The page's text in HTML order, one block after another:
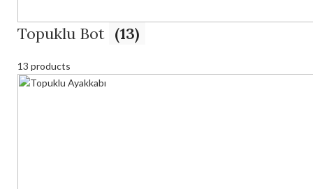
Topuklu Bot (13)
13 products